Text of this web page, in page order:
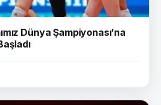
Dünya Şampiyonası’na